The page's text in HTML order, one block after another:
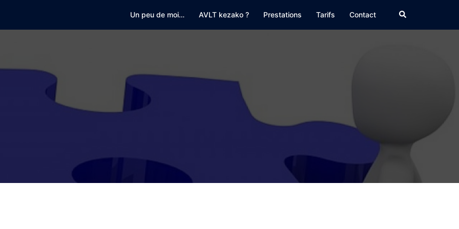
Un peu de moi… AVLT kezako ? Prestations Tarifs Contact Rechercher